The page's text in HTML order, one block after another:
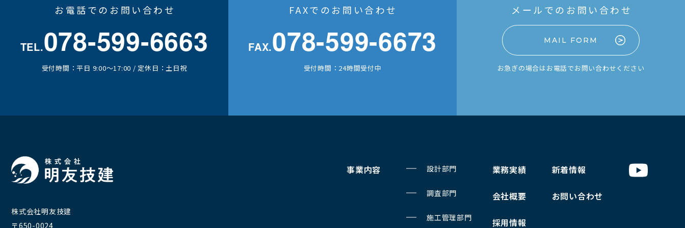
お電話でのお問い合わせ
TEL.078-599-6663
受付時間：平日 9:00～17:00 / 定休日：土日祝
FAXでのお問い合わせ
FAX.078-599-6673
受付時間：24時間受付中
メールでのお問い合わせ
MAIL FORM
お急ぎの場合はお電話でお問い合わせください
株式会社明友技建
〒650-0024
事業内容 設計部門
調査部門
施工管理部門
業務実績
会社概要
採用情報
新着情報
お問い合わせ